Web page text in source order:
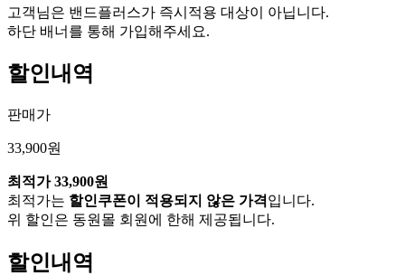
고객님은 밴드플러스가 즉시적용 대상이 아닙니다.
하단 배너를 통해 가입해주세요.
할인내역
판매가
33,900원
최적가 33,900원
최적가는 할인쿠폰이 적용되지 않은 가격입니다.
위 할인은 동원몰 회원에 한해 제공됩니다.
할인내역